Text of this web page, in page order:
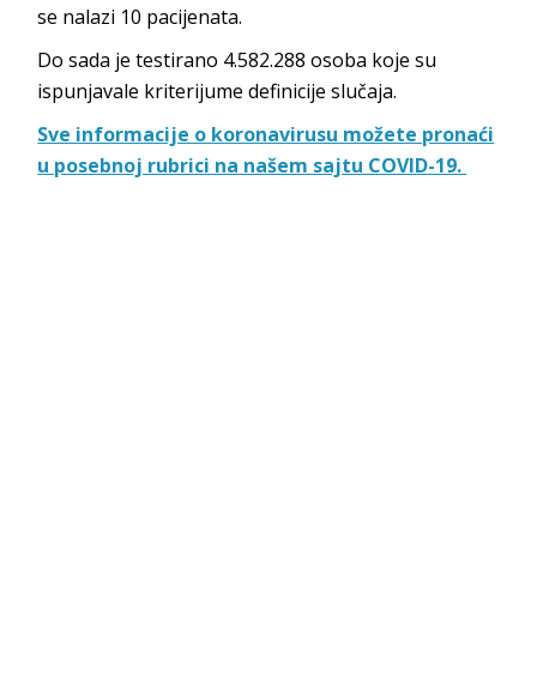
se nalazi 10 pacijenata.
Do sada je testirano 4.582.288 osoba koje su
ispunjavale kriterijume definicije slučaja.
Sve informacije o koronavirusu možete pronaći
u posebnoj rubrici na našem sajtu COVID-19.